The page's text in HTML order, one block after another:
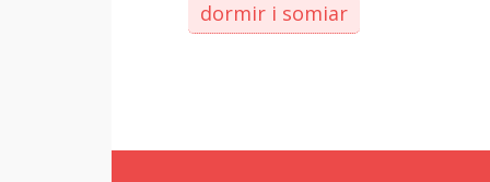
dormir i somiar